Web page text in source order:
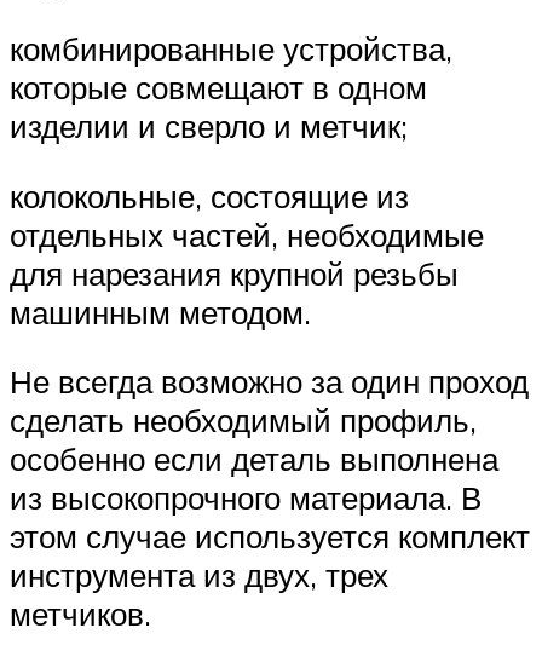
комбинированные устройства,
которые совмещают в одном
изделии и сверло и метчик;
колокольные, состоящие из
отдельных частей, необходимые
для нарезания крупной резьбы
машинным методом.
Не всегда возможно за один проход
сделать необходимый профиль,
особенно если деталь выполнена
из высокопрочного материала. В
этом случае используется комплект
инструмента из двух, трех
метчиков.